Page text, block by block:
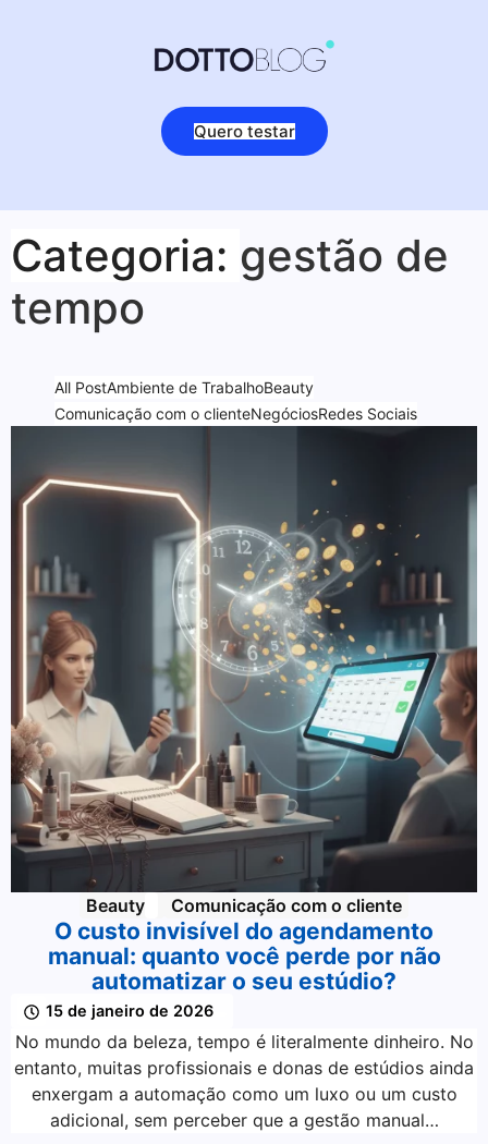
Quero testar
Categoria: gestão de
tempo
All PostAmbiente de TrabalhoBeauty
Comunicação com o clienteNegóciosRedes Sociais
Beauty Comunicação com o cliente
O custo invisível do agendamento
manual: quanto você perde por não
automatizar o seu estúdio?
15 de janeiro de 2026
No mundo da beleza, tempo é literalmente dinheiro. No
entanto, muitas profissionais e donas de estúdios ainda
enxergam a automação como um luxo ou um custo
adicional, sem perceber que a gestão manual…